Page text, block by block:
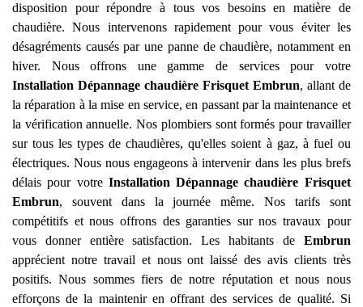
disposition pour répondre à tous vos besoins en matière de
chaudière. Nous intervenons rapidement pour vous éviter les
désagréments causés par une panne de chaudière, notamment en
hiver. Nous offrons une gamme de services pour votre
Installation Dépannage chaudière Frisquet Embrun, allant de
la réparation à la mise en service, en passant par la maintenance et
la vérification annuelle. Nos plombiers sont formés pour travailler
sur tous les types de chaudières, qu'elles soient à gaz, à fuel ou
électriques. Nous nous engageons à intervenir dans les plus brefs
délais pour votre Installation Dépannage chaudière Frisquet
Embrun, souvent dans la journée même. Nos tarifs sont
compétitifs et nous offrons des garanties sur nos travaux pour
vous donner entière satisfaction. Les habitants de Embrun
apprécient notre travail et nous ont laissé des avis clients très
positifs. Nous sommes fiers de notre réputation et nous nous
efforçons de la maintenir en offrant des services de qualité. Si